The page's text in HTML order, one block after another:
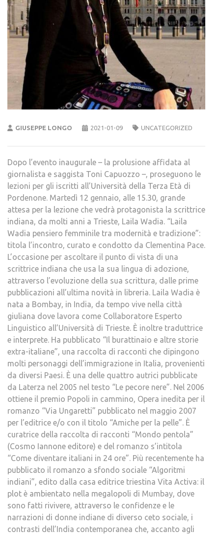
GIUSEPPE LONGO 2021-01-09 UNCATEGORIZED
Dopo l’evento inaugurale – la prolusione affidata al
giornalista e saggista Toni Capuozzo –, proseguono le
lezioni per gli iscritti all’Università della Terza Età di
Pordenone. Martedì 12 gennaio, alle 15.30, grande
attesa per la lezione che vedrà protagonista la scrittrice
indiana, da molti anni a Trieste, Laila Wadia. “Laila
Wadia pensiero femminile tra modernità e tradizione”:
titola l’incontro, curato e condotto da Clementina Pace.
L’occasione per ascoltare il punto di vista di una
scrittrice indiana che usa la sua lingua di adozione,
attraverso l’evoluzione della sua scrittura, dalle prime
pubblicazioni all’ultima novità in libreria. Laila Wadia è
nata a Bombay, in India, da tempo vive nella città
giuliana dove lavora come Collaboratore Esperto
Linguistico all’Università di Trieste. È inoltre traduttrice
e interprete. Ha pubblicato “Il burattinaio e altre storie
extra-italiane”, una raccolta di racconti che dipingono
molti personaggi dell’immigrazione in Italia, provenienti
da diversi Paesi. È una delle quattro autrici pubblicate
da Laterza nel 2005 nel testo “Le pecore nere”. Nel 2006
ottiene il premio Popoli in cammino, Opera inedita per il
romanzo “Via Ungaretti” pubblicato nel maggio 2007
per l’editrice e/o con il titolo “Amiche per la pelle”. È
curatrice della raccolta di racconti “Mondo pentola”
(Cosmo Iannone editore) e del romanzo s’intitola
“Come diventare italiani in 24 ore”. Più recentemente ha
pubblicato il romanzo a sfondo sociale “Algoritmi
indiani”, edito dalla casa editrice triestina Vita Activa: il
plot è ambientato nella megalopoli di Mumbay, dove
sono fatti rivivere, attraverso le confidenze e le
narrazioni di donne indiane di diverso ceto sociale, i
contrasti dell’India contemporanea che, accanto agli